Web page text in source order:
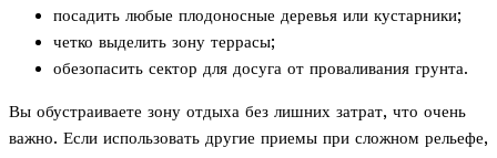
посадить любые плодоносные деревья или кустарники;
четко выделить зону террасы;
обезопасить сектор для досуга от проваливания грунта.
Вы обустраиваете зону отдыха без лишних затрат, что очень
важно. Если использовать другие приемы при сложном рельефе,